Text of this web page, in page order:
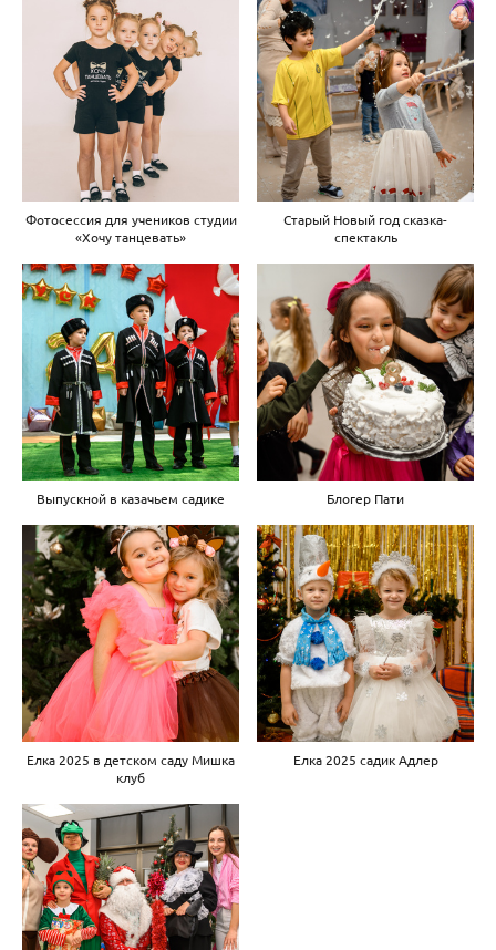
Фотосессия для учеников студии
«Хочу танцевать»
Старый Новый год сказка-
спектакль
Выпускной в казачьем садике Блогер Пати
Елка 2025 в детском саду Мишка
клуб
Елка 2025 садик Адлер